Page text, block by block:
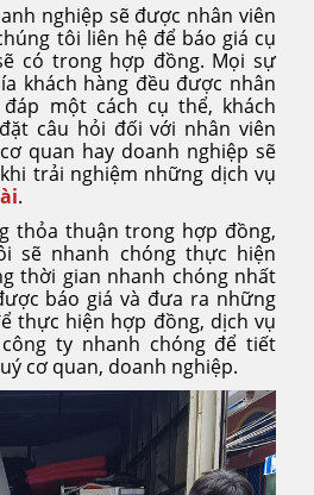
nghiệp sẽ được nhân viên
tôi liên hệ để báo giá cụ
có trong hợp đồng. Mọi sự
khách hàng đều được nhân
một cách cụ thể, khách
câu hỏi đối với nhân viên
quan hay doanh nghiệp sẽ
trải nghiệm những dịch vụ
.
thỏa thuận trong hợp đồng,
sẽ nhanh chóng thực hiện
thời gian nhanh chóng nhất
báo giá và đưa ra những
thực hiện hợp đồng, dịch vụ
ty nhanh chóng để tiết
cơ quan, doanh nghiệp.